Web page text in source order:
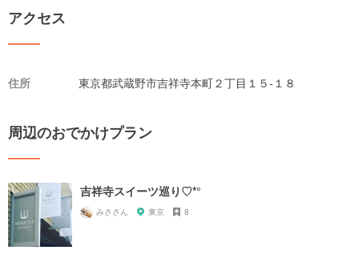
アクセス
住所 東京都武蔵野市吉祥寺本町２丁目１５-１８
周辺のおでかけプラン
吉祥寺スイーツ巡り♡*°
みささん 東京 8